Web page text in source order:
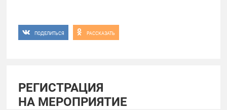
ПОДЕЛИТЬСЯ РАССКАЗАТЬ
РЕГИСТРАЦИЯ
НА МЕРОПРИЯТИЕ